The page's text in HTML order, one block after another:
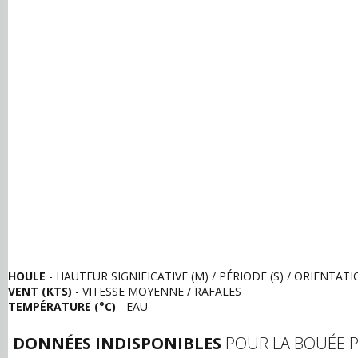
HOULE - HAUTEUR SIGNIFICATIVE (M) / PÉRIODE (S) /
VENT (KTS) - VITESSE MOYENNE / RAFALES
TEMPÉRATURE (°C) - EAU
DONNÉES INDISPONIBLES POUR LA BOUÉE